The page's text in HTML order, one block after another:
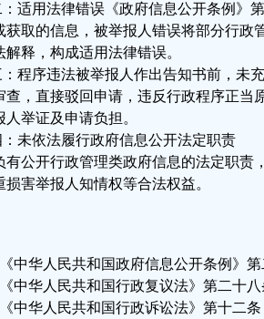
适用法律错误《政府信息公开条例》
获取的信息，被举报人错误将部分行政
解释，构成适用法律错误。
程序违法被举报人作出告知书前，未
查，直接驳回申请，违反行政程序正当
举证及申请负担。
：未依法履行政府信息公开法定职责
有公开行政管理类政府信息的法定职责
损害举报人知情权等合法权益。
《中华人民共和国政府信息公开条例》
《中华人民共和国行政复议法》第二十八
《中华人民共和国行政诉讼法》第十二条